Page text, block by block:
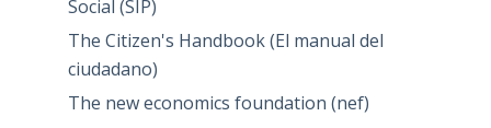
Social (SIP)
The Citizen's Handbook (El manual del
ciudadano)
The new economics foundation (nef)